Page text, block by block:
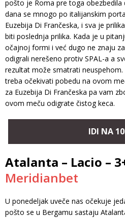
pošto je Roma pre toga obezbedila
dana se mnogo po italijanskim
Euzebija Di Frančeska, i sva je
biti poslednja prilika. Kada je u
očajnoj formi i već dugo ne znaju
odigrali nerešeno protiv SPAL-a a
rezultat može smatrati
treba očekivati pobedu na ovom
za Euzebija Di Frančeska pa vam
ovom meču odigrate čistog keca.
IDI NA
Atalanta – Lacio –
Meridianbet
U ponedeljak uveče nas očekuje
pošto se u Bergamu sastaju